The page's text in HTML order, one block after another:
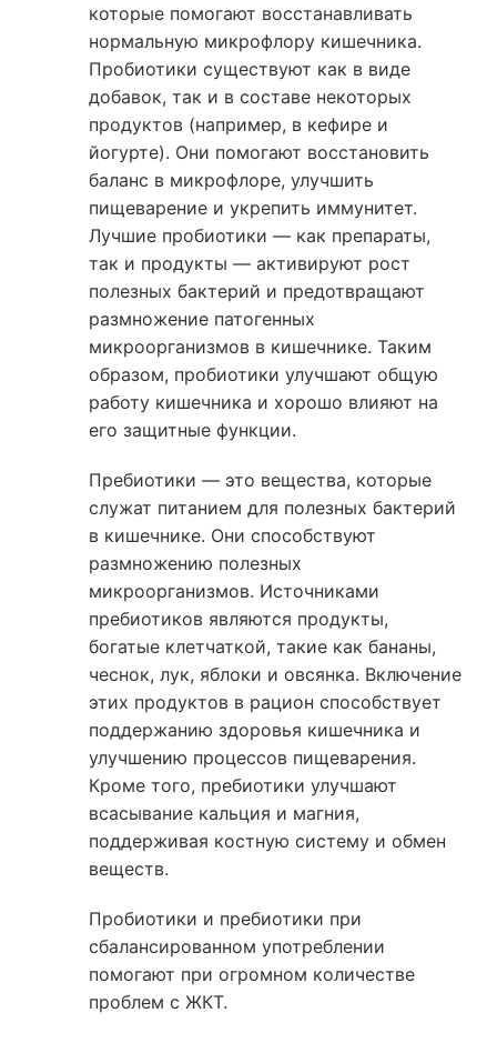
которые помогают восстанавливать
нормальную микрофлору кишечника.
Пробиотики существуют как в виде
добавок, так и в составе некоторых
продуктов (например, в кефире и
йогурте). Они помогают восстановить
баланс в микрофлоре, улучшить
пищеварение и укрепить иммунитет.
Лучшие пробиотики — как препараты,
так и продукты — активируют рост
полезных бактерий и предотвращают
размножение патогенных
микроорганизмов в кишечнике. Таким
образом, пробиотики улучшают общую
работу кишечника и хорошо влияют на
его защитные функции.
Пребиотики — это вещества, которые
служат питанием для полезных бактерий
в кишечнике. Они способствуют
размножению полезных
микроорганизмов. Источниками
пребиотиков являются продукты,
богатые клетчаткой, такие как бананы,
чеснок, лук, яблоки и овсянка. Включение
этих продуктов в рацион способствует
поддержанию здоровья кишечника и
улучшению процессов пищеварения.
Кроме того, пребиотики улучшают
всасывание кальция и магния,
поддерживая костную систему и обмен
веществ.
Пробиотики и пребиотики при
сбалансированном употреблении
помогают при огромном количестве
проблем с ЖКТ.